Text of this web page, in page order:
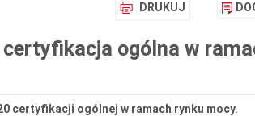
DRUKUJ
ogólna w
certyfikacji ogólnej w ramach rynku mocy.